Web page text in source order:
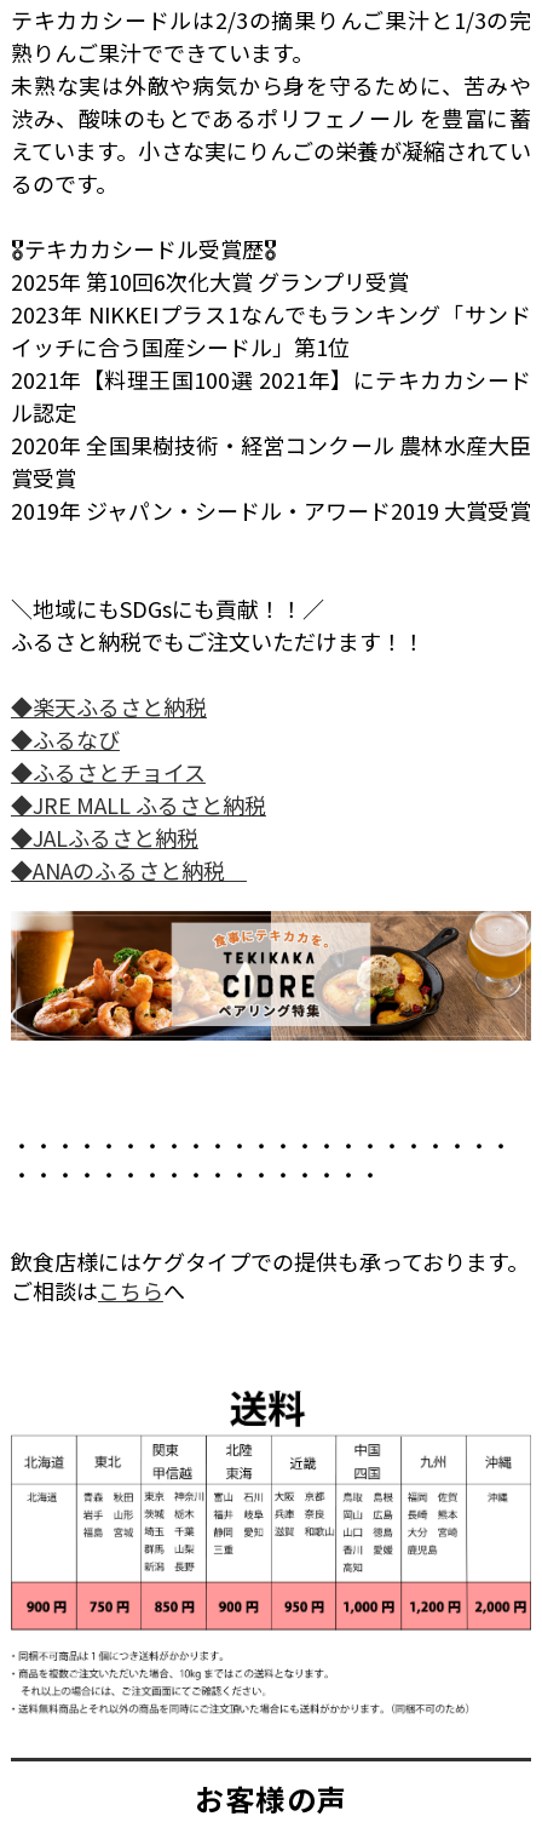
テキカカシードルは2/3の摘果りんご果汁と1/3の完
熟りんご果汁でできています。
未熟な実は外敵や病気から身を守るために、苦みや
渋み、酸味のもとであるポリフェノール を豊富に蓄
えています。小さな実にりんごの栄養が凝縮されてい
るのです。
🎖テキカカシードル受賞歴🎖
2025年 第10回6次化大賞 グランプリ受賞
2023年 NIKKEIプラス1なんでもランキング「サンド
イッチに合う国産シードル」第1位
2021年【料理王国100選 2021年】にテキカカシード
ル認定
2020年 全国果樹技術・経営コンクール 農林水産大臣
賞受賞
2019年 ジャパン・シードル・アワード2019 大賞受賞
＼地域にもSDGsにも貢献！！／
ふるさと納税でもご注文いただけます！！
◆楽天ふるさと納税
◆ふるなび
◆ふるさとチョイス
◆JRE MALL ふるさと納税
◆JALふるさと納税
◆ANAのふるさと納税
・・・・・・・・・・・・・・・・・・・・・・・
・・・・・・・・・・・・・・・・・
飲食店様にはケグタイプでの提供も承っております。
ご相談はこちらへ
お客様の声